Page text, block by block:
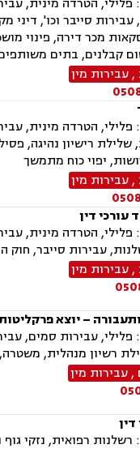
סייבר וכו', דיני
מכר דירה, פינוי
קבלנים, בתים
,עבירות מין
הטרדה מינית,
רישיון נהיגה,
יפוי כוח מתמשך
,עבירות מין
עורכי דין
הטרדה מינית,
עבירות סייבר, חוק
,עבירות מין
– יוצא
עבירות סמים,
רשיון מנהלית,
,עבירות מין
רפואית, נזקי גוף